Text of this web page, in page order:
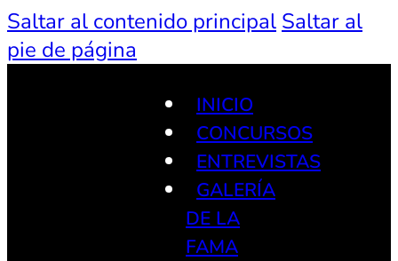
Saltar al contenido principal Saltar al
pie de página
INICIO
CONCURSOS
ENTREVISTAS
GALERÍA
DE LA
FAMA